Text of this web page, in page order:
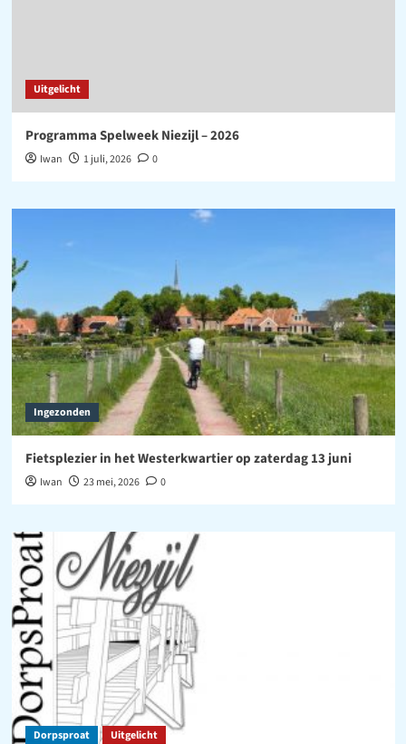
Uitgelicht
Programma Spelweek Niezijl – 2026
Iwan 1 juli, 2026 0
Ingezonden
Fietsplezier in het Westerkwartier op zaterdag 13 juni
Iwan 23 mei, 2026 0
Dorpsproat Uitgelicht